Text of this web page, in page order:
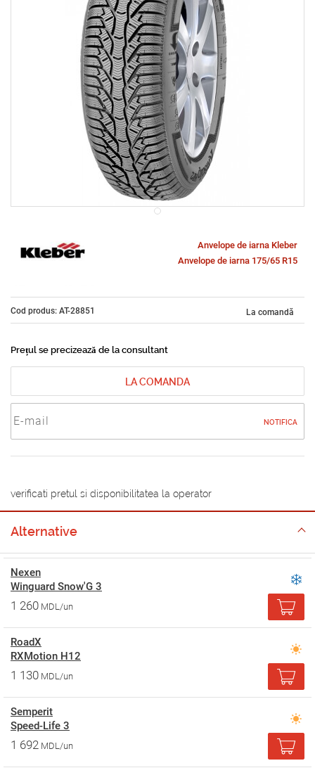
Anvelope de iarna Kleber
Anvelope de iarna 175/65 R15
Cod produs: AT-28851 La comandă
Prețul se precizează de la consultant
LA COMANDA
NOTIFICA
verificati pretul si disponibilitatea la operator
Alternative
Nexen
Winguard Snow'G 3
1 260 MDL/un
RoadX
RXMotion H12
1 130 MDL/un
Semperit
Speed-Life 3
1 692 MDL/un